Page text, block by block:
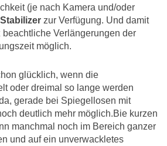
(je nach Kamera und/oder
Stabilizer zur Verfügung. Und damit
Verlängerungen der
möglich.
glücklich, wenn die
oder dreimal so lange werden
gerade bei Spiegellosen mit
deutlich mehr möglich.Bie kurzen
manchmal noch im Bereich ganzer
und auf ein unverwackletes